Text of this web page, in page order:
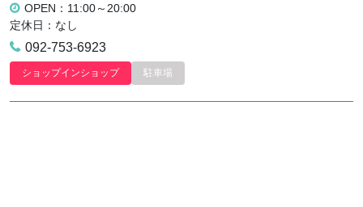
OPEN：11:00～20:00
定休日：なし
092-753-6923
ショップインショップ 駐車場